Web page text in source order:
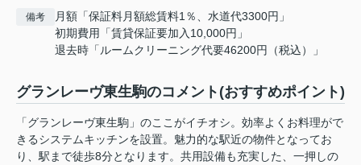
備考
月額「保証料月額総賃料1％、水道代3300円」
初期費用「賃貸保証要加入10,000円」
退去時「ルームクリーニング代要46200円（税込）」
グランレーヴ東生駒のコメント(おすすめポイント)
「グランレーヴ東生駒」のここがイチオシ。効率よくお料理がで
きるシステムキッチンを設置。魅力的な駅近の物件となってお
り、駅まで徒歩8分となります。共用設備も充実した、一押しの